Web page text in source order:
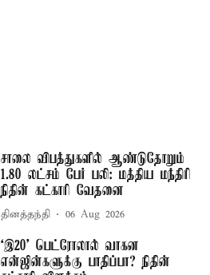
சாலை விபத்துகளில் ஆண்டுதோறும்
1.80 லட்சம் பேர் பலி: மத்திய மந்திரி
நிதின் கட்காரி வேதனை
தினத்தந்தி 06 Aug 2026
‘இ20' பெட்ரோலால் வாகன
என்ஜின்களுக்கு பாதிப்பா? நிதின்